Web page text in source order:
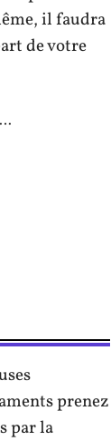
il faudra
de votre
prenez
par la